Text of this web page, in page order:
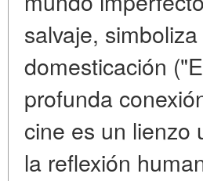
salvaje,
domesticación
profunda
cine es un lienzo
la reflexión